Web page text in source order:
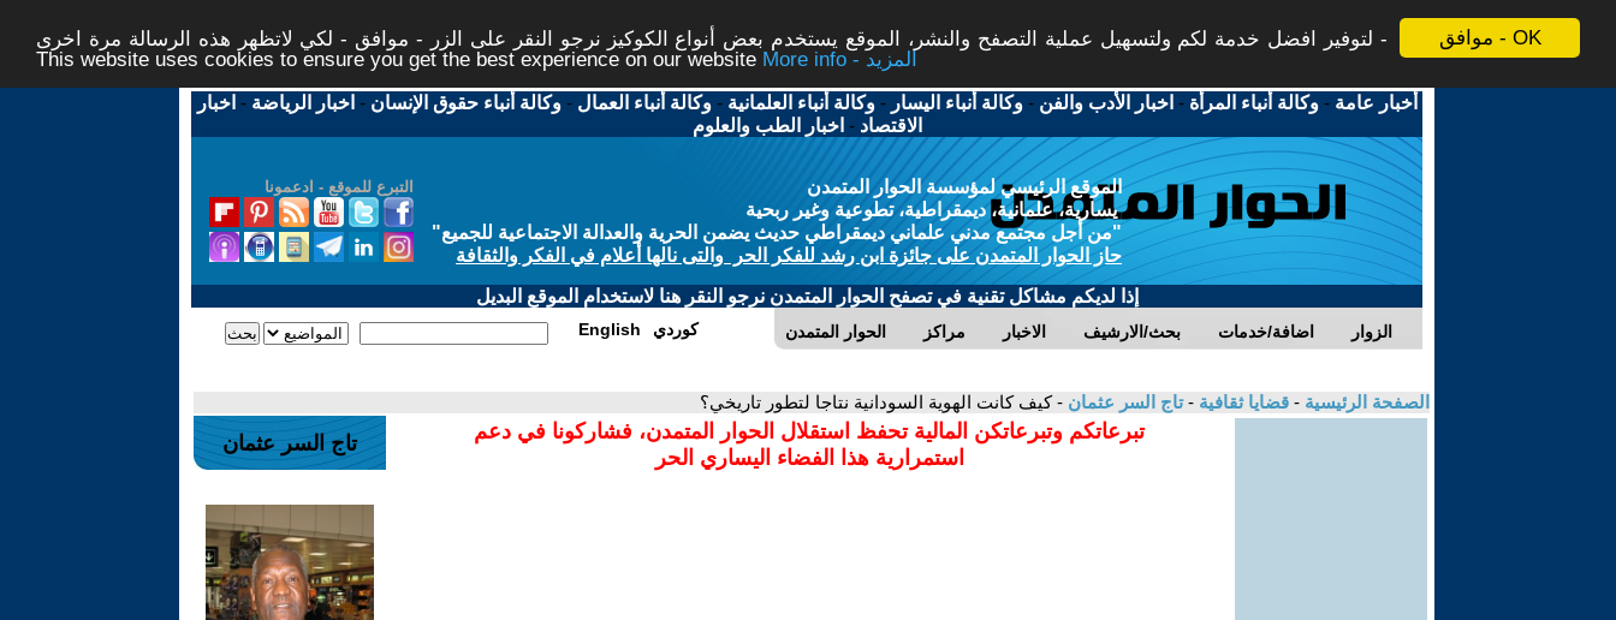
موافق - OK
لتوفير افضل خدمة لكم ولتسهيل عملية التصفح والنشر، الموقع يستخدم بعض أنواع الكوكيز نرجو النقر على الزر - موافق - لكي لاتظهر هذه الرسالة مرة اخرى -
This website uses cookies to ensure you get the best experience on our website
More info - المزيد
أخبار عامة -وكالة أنباء المرأة - اخبار الأدب والفن -وكالة أنباء اليسار -وكالة أنباء العلمانية -وكالة أنباء العمال -وكالة أنباء حقوق الإنسان - اخبار الرياضة - اخبار
الاقتصاد - اخبار الطب والعلوم
التبرع للموقع - ادعمونا
الموقع الرئيسي لمؤسسة الحوار المتمدن
يسارية، علمانية، ديمقراطية، تطوعية وغير ربحية
"من أجل مجتمع مدني علماني ديمقراطي حديث يضمن الحرية والعدالة الاجتماعية للجميع"
حاز الحوار المتمدن على جائزة ابن رشد للفكر الحر والتى نالها أعلام في الفكر والثقافة
إذا لديكم مشاكل تقنية في تصفح الحوار المتمدن نرجو النقر هنا لاستخدام الموقع البديل
الحوار المتمدن مراكز الاخبار بحث/الارشيف اضافة/خدمات الزوار English كوردي
الصفحة الرئيسية - قضايا ثقافية -تاج السر عثمان - كيف كانت الهوية السودانية نتاجا لتطور تاريخي؟
تبرعاتكم وتبرعاتكن المالية تحفظ استقلال الحوار المتمدن، فشاركونا في دعم
استمرارية هذا الفضاء اليساري الحر
تاج السر عثمان